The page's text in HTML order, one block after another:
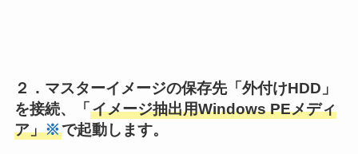
２．マスターイメージの保存先「外付けHDD」
を接続、「 イメージ抽出用Windows PEメディ
ア」※で起動します。